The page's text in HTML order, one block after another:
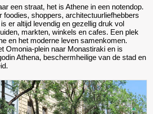
een straat, het is Athene in een notendop.
foodies, shoppers, architectuurliefhebbers
er altijd levendig en gezellig druk vol
markten, winkels en cafes. Een plek
en het moderne leven samenkomen.
Omonia-plein naar Monastiraki en is
Athena, beschermheilige van de stad en